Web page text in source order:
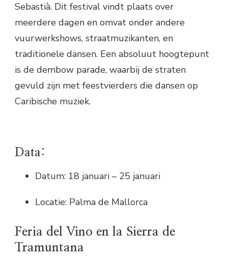
Sebastià. Dit festival vindt plaats over
meerdere dagen en omvat onder andere
vuurwerkshows, straatmuzikanten, en
traditionele dansen. Een absoluut hoogtepunt
is de dembow parade, waarbij de straten
gevuld zijn met feestvierders die dansen op
Caribische muziek.
Data:
Datum: 18 januari – 25 januari
Locatie: Palma de Mallorca
Feria del Vino en la Sierra de
Tramuntana